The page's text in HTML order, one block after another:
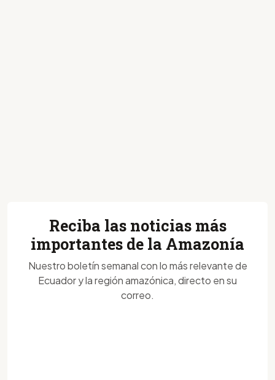
Reciba las noticias más
importantes de la Amazonía
Nuestro boletín semanal con lo más relevante de
Ecuador y la región amazónica, directo en su
correo.